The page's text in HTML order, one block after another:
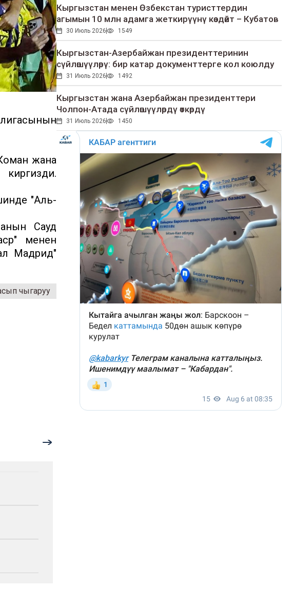
жана
"Аль-
Сауд
менен
Мадрид"
чыгаруу
Кыргызстан менен Өзбекстан туристтердин
агымын 10 млн адамга жеткирүүнү көздөйт – Кубатов
30 Июль 2026 1549
Кыргызстан-Азербайжан президенттеринин
сүйлөшүүлөрү: бир катар документтерге кол коюлду
31 Июль 2026 1492
Кыргызстан жана Азербайжан президенттери
Чолпон-Атада сүйлөшүүлөрдү өткөрдү
31 Июль 2026 1450